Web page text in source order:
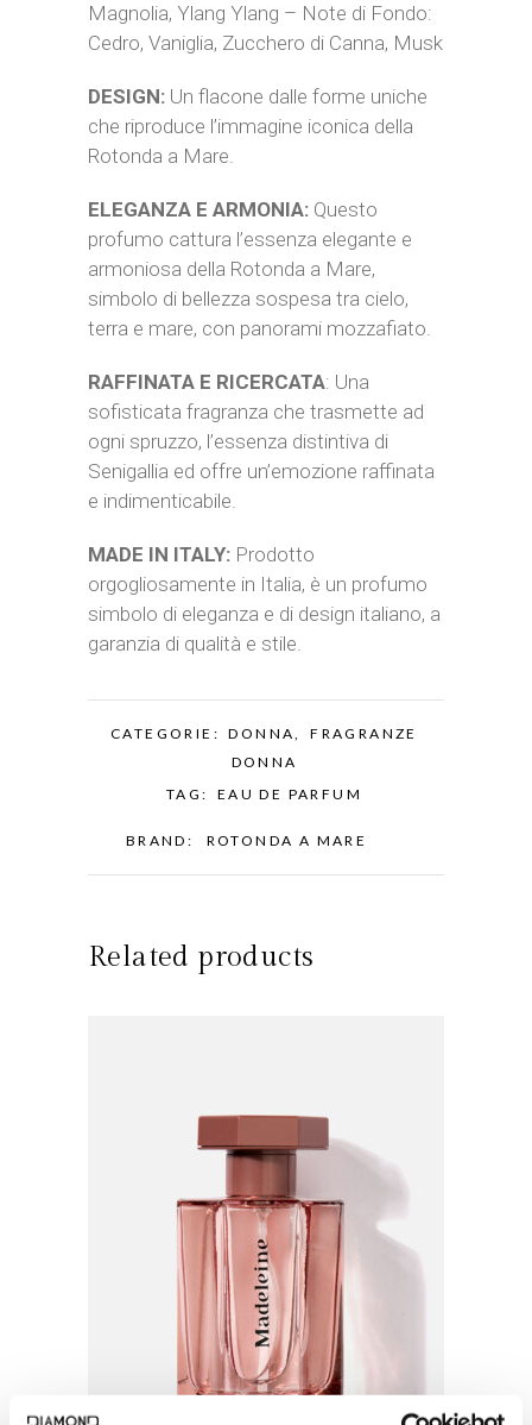
Magnolia, Ylang Ylang – Note di Fondo:
Cedro, Vaniglia, Zucchero di Canna, Musk
DESIGN: Un flacone dalle forme uniche
che riproduce l’immagine iconica della
Rotonda a Mare.
ELEGANZA E ARMONIA: Questo
profumo cattura l’essenza elegante e
armoniosa della Rotonda a Mare,
simbolo di bellezza sospesa tra cielo,
terra e mare, con panorami mozzafiato.
RAFFINATA E RICERCATA: Una
sofisticata fragranza che trasmette ad
ogni spruzzo, l’essenza distintiva di
Senigallia ed offre un’emozione raffinata
e indimenticabile.
MADE IN ITALY: Prodotto
orgogliosamente in Italia, è un profumo
simbolo di eleganza e di design italiano, a
garanzia di qualità e stile.
CATEGORIE: DONNA,
FRAGRANZE
DONNA
TAG:
EAU DE PARFUM
BRAND: ROTONDA A MARE
Related products